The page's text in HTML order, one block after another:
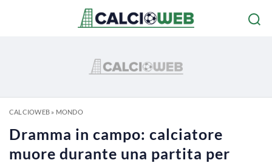
CALCIOWEB» MONDO
Dramma in campo: calciatore
muore durante una partita per